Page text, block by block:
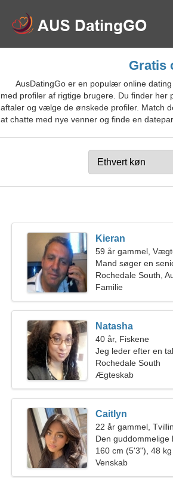
Gratis
AusDatingGo er en populær online
med profiler af rigtige brugere. Du finder her
aftaler og vælge de ønskede profiler. Match
at chatte med nye venner og finde en
Kieran
59 år gammel,
Mand søger en
Rochedale South,
Familie
Natasha
40 år, Fiskene
Jeg leder efter en
Rochedale South
Ægteskab
Caitlyn
22 år gammel,
Den
160 cm (5'3"), 48
Venskab